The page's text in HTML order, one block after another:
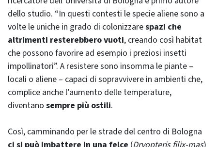
dello studio. “In questi contesti le specie aliene sono a
volte le uniche in grado di colonizzarespazi che
altrimenti resterebbero vuoti, creando così habitat
che possono favorire ad esempio i preziosi insetti
impollinatori”. A resistere sono insomma le piante –
locali o aliene – capaci di sopravvivere in ambienti che,
complice anche l’aumento delle temperature,
diventano sempre più ostili.
Così, camminando per le strade del centro di Bologna